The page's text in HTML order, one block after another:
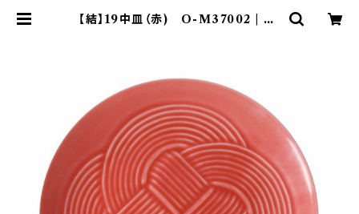
【結】19中皿（赤) O-M37002 | ya